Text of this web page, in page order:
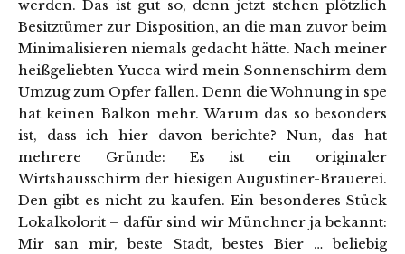
werden. Das ist gut so, denn jetzt stehen plötzlich
Besitztümer zur Disposition, an die man zuvor beim
Minimalisieren niemals gedacht hätte. Nach meiner
heißgeliebten Yucca wird mein Sonnenschirm dem
Umzug zum Opfer fallen. Denn die Wohnung in spe
hat keinen Balkon mehr. Warum das so besonders
ist, dass ich hier davon berichte? Nun, das hat
mehrere Gründe: Es ist ein originaler
Wirtshausschirm der hiesigen Augustiner-Brauerei.
Den gibt es nicht zu kaufen. Ein besonderes Stück
Lokalkolorit – dafür sind wir Münchner ja bekannt:
Mir san mir, beste Stadt, bestes Bier … beliebig